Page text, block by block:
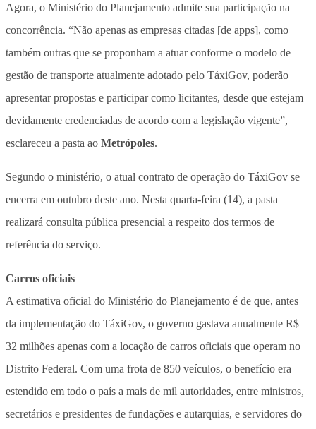
Agora, o Ministério do Planejamento admite sua participação na
concorrência. “Não apenas as empresas citadas [de apps], como
também outras que se proponham a atuar conforme o modelo de
gestão de transporte atualmente adotado pelo TáxiGov, poderão
apresentar propostas e participar como licitantes, desde que estejam
devidamente credenciadas de acordo com a legislação vigente”,
esclareceu a pasta ao Metrópoles.
Segundo o ministério, o atual contrato de operação do TáxiGov se
encerra em outubro deste ano. Nesta quarta-feira (14), a pasta
realizará consulta pública presencial a respeito dos termos de
referência do serviço.
Carros oficiais
A estimativa oficial do Ministério do Planejamento é de que, antes
da implementação do TáxiGov, o governo gastava anualmente R$
32 milhões apenas com a locação de carros oficiais que operam no
Distrito Federal. Com uma frota de 850 veículos, o benefício era
estendido em todo o país a mais de mil autoridades, entre ministros,
secretários e presidentes de fundações e autarquias, e servidores do